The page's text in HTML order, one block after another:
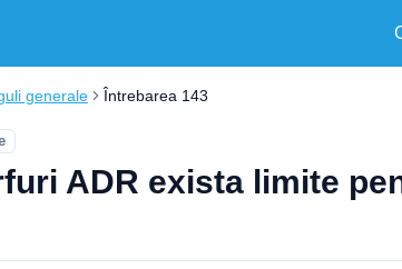
generale Întrebarea 143
ADR exista limite